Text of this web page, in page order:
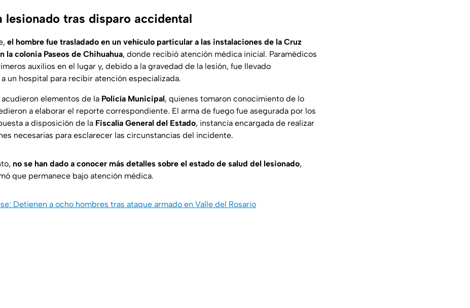
lesionado tras disparo accidental
el hombre fue trasladado en un vehículo particular a las instalaciones de la Cruz
la colonia Paseos de Chihuahua, donde recibió atención médica inicial. Paramédicos
auxilios en el lugar y, debido a la gravedad de la lesión, fue llevado
un hospital para recibir atención especializada.
elementos de la Policía Municipal, quienes tomaron conocimiento de lo
a elaborar el reporte correspondiente. El arma de fuego fue asegurada por los
a disposición de la Fiscalía General del Estado, instancia encargada de realizar
necesarias para esclarecer las circunstancias del incidente.
no se han dado a conocer más detalles sobre el estado de salud del lesionado,
que permanece bajo atención médica.
Detienen a ocho hombres tras ataque armado en Valle del Rosario